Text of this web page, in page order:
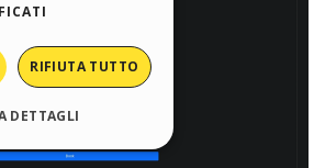
RIFIUTA TUTTO
DETTAGLI